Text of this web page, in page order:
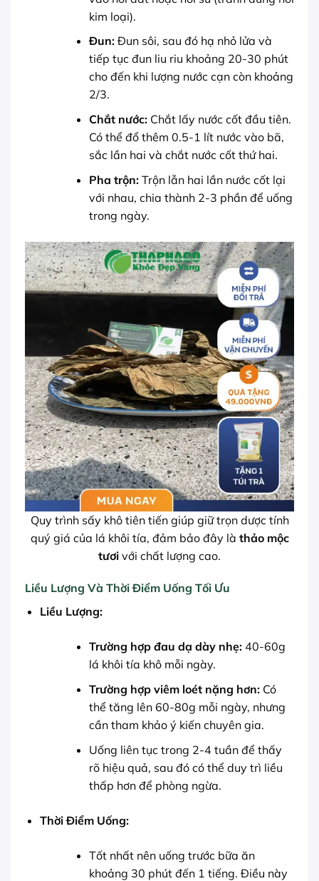
kim loại).
Đun:Đun sôi, sau đó hạ nhỏ lửa và
tiếp tục đun liu riu khoảng 20-30 phút
cho đến khi lượng nước cạn còn khoảng
2/3.
Chắt nước:Chắt lấy nước cốt đầu tiên.
Có thể đổ thêm 0.5-1 lít nước vào bã,
sắc lần hai và chắt nước cốt thứ hai.
Pha trộn:Trộn lẫn hai lần nước cốt lại
với nhau, chia thành 2-3 phần để uống
trong ngày.
Quy trình sấy khô tiên tiến giúp giữ trọn dược tính
quý giá của lá khôi tía, đảm bảo đây là thảo mộc
tươi với chất lượng cao.
Liều Lượng Và Thời Điểm Uống Tối Ưu
Liều Lượng:
Trường hợp đau dạ dày nhẹ:40-60g
lá khôi tía khô mỗi ngày.
Trường hợp viêm loét nặng hơn:Có
thể tăng lên 60-80g mỗi ngày, nhưng
cần tham khảo ý kiến chuyên gia.
Uống liên tục trong 2-4 tuần để thấy
rõ hiệu quả, sau đó có thể duy trì liều
thấp hơn để phòng ngừa.
Thời Điểm Uống:
Tốt nhất nên uống trước bữa ăn
khoảng 30 phút đến 1 tiếng. Điều này